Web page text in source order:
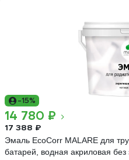
-15%
14 780 ₽
17 388 ₽
Эмаль EcoCorr MALARE для
батарей, водная акриловая без